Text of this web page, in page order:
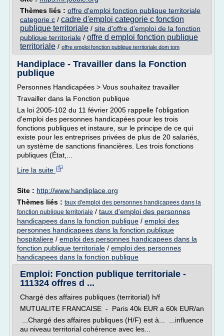
Thèmes liés : offre d'emploi fonction publique territoriale
categorie c / cadre d'emploi categorie c fonction
publique territoriale / site d'offre d'emploi de la fonction
publique territoriale / offre d emploi fonction publique
territoriale / offre emploi fonction publique territoriale dom tom
Handiplace - Travailler dans la Fonction
publique
Personnes Handicapées > Vous souhaitez travailler
Travailler dans la Fonction publique
La loi 2005-102 du 11 février 2005 rappelle l'obligation
d'emploi des personnes handicapées pour les trois
fonctions publiques et instaure, sur le principe de ce qui
existe pour les entreprises privées de plus de 20 salariés,
un système de sanctions financières. Les trois fonctions
publiques (État,...
Lire la suite
Site : http://www.handiplace.org
Thèmes liés : taux d'emploi des personnes handicapees dans la
fonction publique territoriale / taux d'emploi des personnes
handicapees dans la fonction publique / emploi des
personnes handicapees dans la fonction publique
hospitaliere / emploi des personnes handicapees dans la
fonction publique territoriale / emploi des personnes
handicapees dans la fonction publique
Emploi: Fonction publique territoriale -
111324 offres d ...
Chargé des affaires publiques (territorial) h/f
MUTUALITE FRANCAISE - Paris 40k EUR a 60k EUR/an
...Chargé des affaires publiques (H/F) est à... ...influence
au niveau territorial cohérence avec les...